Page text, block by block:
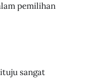
pemilihan
sangat